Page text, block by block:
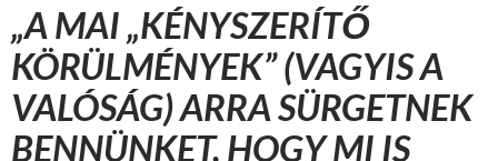
„A MAI „KÉNYSZERÍTŐ
KÖRÜLMÉNYEK” (VAGYIS A
VALÓSÁG) ARRA SÜRGETNEK
BENNÜNKET, HOGY MI IS